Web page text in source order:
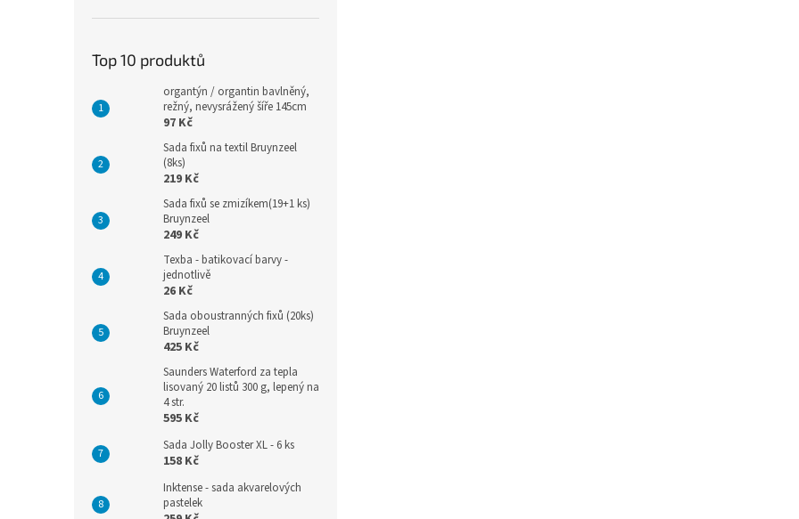
Top 10 produktů
organtýn / organtin bavlněný,
režný, nevysrážený šíře 145cm
97 Kč
Sada fixů na textil Bruynzeel
(8ks)
219 Kč
Sada fixů se zmizíkem(19+1 ks)
Bruynzeel
249 Kč
Texba - batikovací barvy -
jednotlivě
26 Kč
Sada oboustranných fixů (20ks)
Bruynzeel
425 Kč
Saunders Waterford za tepla
lisovaný 20 listů 300 g, lepený na
4 str.
595 Kč
Sada Jolly Booster XL - 6 ks
158 Kč
Inktense - sada akvarelových
pastelek